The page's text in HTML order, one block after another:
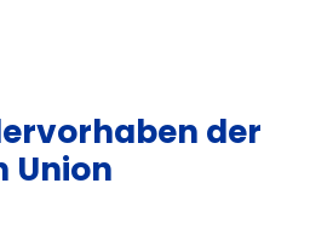
der
Union